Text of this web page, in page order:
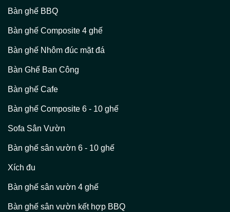
Bàn ghế BBQ
Bàn ghế Composite 4 ghế
Bàn ghế Nhôm đúc mặt đá
Bàn Ghế Ban Công
Bàn ghế Cafe
Bàn ghế Composite 6 - 10 ghế
Sofa Sân Vườn
Bàn ghế sân vườn 6 - 10 ghế
Xích đu
Bàn ghế sân vườn 4 ghế
Bàn ghế sân vườn kết hợp BBQ